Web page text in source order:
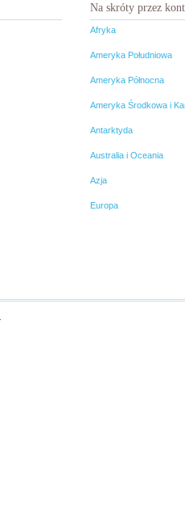
Na skróty przez
Afryka
Ameryka Południowa
Ameryka Północna
Ameryka Środkowa i
Antarktyda
Australia i Oceania
Azja
Europa